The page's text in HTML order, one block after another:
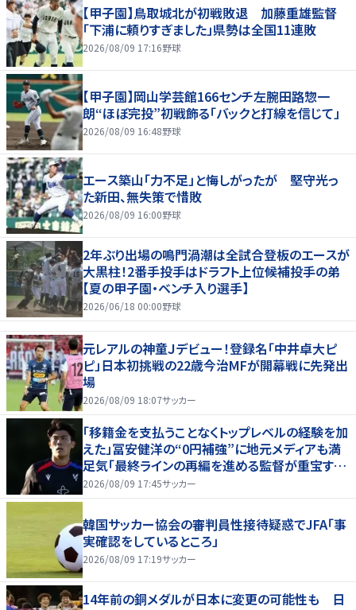
【甲子園】鳥取城北が初戦敗退 加藤重雄監督
「下浦に頼りすぎました」県勢は全国11連敗
2026/08/09 17:16野球
【甲子園】岡山学芸館166センチ左腕田路惣一
朗“ほぼ完投”初戦飾る「バックと打線を信じて」
2026/08/09 16:48野球
エース築山「力不足」と悔しがったが 堅守光っ
た新田、無失策で惜敗
2026/08/09 16:00野球
2年ぶり出場の鳴門渦潮は全試合登板のエースが
大黒柱！2番手投手はドラフト上位候補投手の弟
【夏の甲子園・ベンチ入り選手】
2026/06/18 00:00野球
元レアルの神童Ｊデビュー！登録名「中井卓大ピ
ピ」日本初挑戦の22歳今治MFが開幕戦に先発出
場
2026/08/09 18:07サッカー
「移籍金を支払うことなくトップレベルの経験を加
えた」冨安健洋の“0円補強”に地元メディアも満
足気「最終ラインの再編を進める監督が重宝する
柔軟性を備えている」
2026/08/09 17:45サッカー
韓国サッカー協会の審判員性接待疑惑でJFA「事
実確認をしているところ」
2026/08/09 17:19サッカー
14年前の銅メダルが日本に変更の可能性も 日